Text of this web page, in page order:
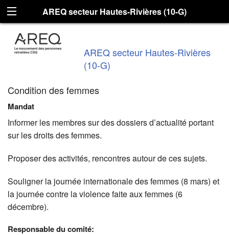
AREQ secteur Hautes-Rivières (10-G)
AREQ secteur Hautes-Rivières
(10-G)
Condition des femmes
Mandat
Informer les membres sur des dossiers d’actualité portant
sur les droits des femmes.
Proposer des activités, rencontres autour de ces sujets.
Souligner la journée internationale des femmes (8 mars) et
la journée contre la violence faite aux femmes (6
décembre).
Responsable du comité: